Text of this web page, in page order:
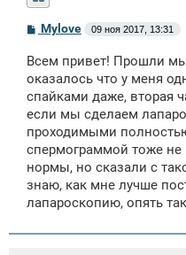
С
о
б
щ
н
и
Mylоvе 09 ноя 2017, 13:31
Всем привет! Прошли
оказалось что у меня
спайками даже, вторая
если мы сделаем
проходимыми
спермограммой тоже не
нормы, но сказали с
знаю, как мне лучше
лапароскопию, опять